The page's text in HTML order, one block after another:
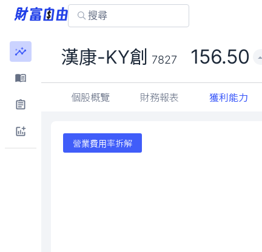
漢康-KY創 7827 156.50
個股概覽 財務報表 獲利能力
營業費用率拆解